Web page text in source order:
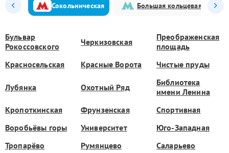
Сокольническая Большая кольцевая
Бульвар
Рокоссовского
Черкизовская
Преображенская
площадь
Красносельская
Красные Ворота Чистые пруды
Лубянка Охотный Ряд
Библиотека
имени Ленина
Кропоткинская
Фрунзенская
Спортивная
Воробьёвы горы
Университет
Юго-Западная
Тропарёво
Румянцево
Саларьево